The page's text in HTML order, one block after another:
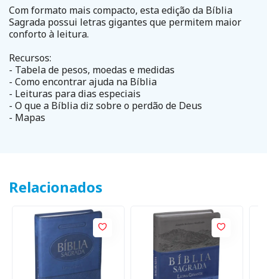
Com formato mais compacto, esta edição da Bíblia
Sagrada possui letras gigantes que permitem maior
conforto à leitura.
Recursos:
- Tabela de pesos, moedas e medidas
- Como encontrar ajuda na Bíblia
- Leituras para dias especiais
- O que a Bíblia diz sobre o perdão de Deus
- Mapas
Relacionados